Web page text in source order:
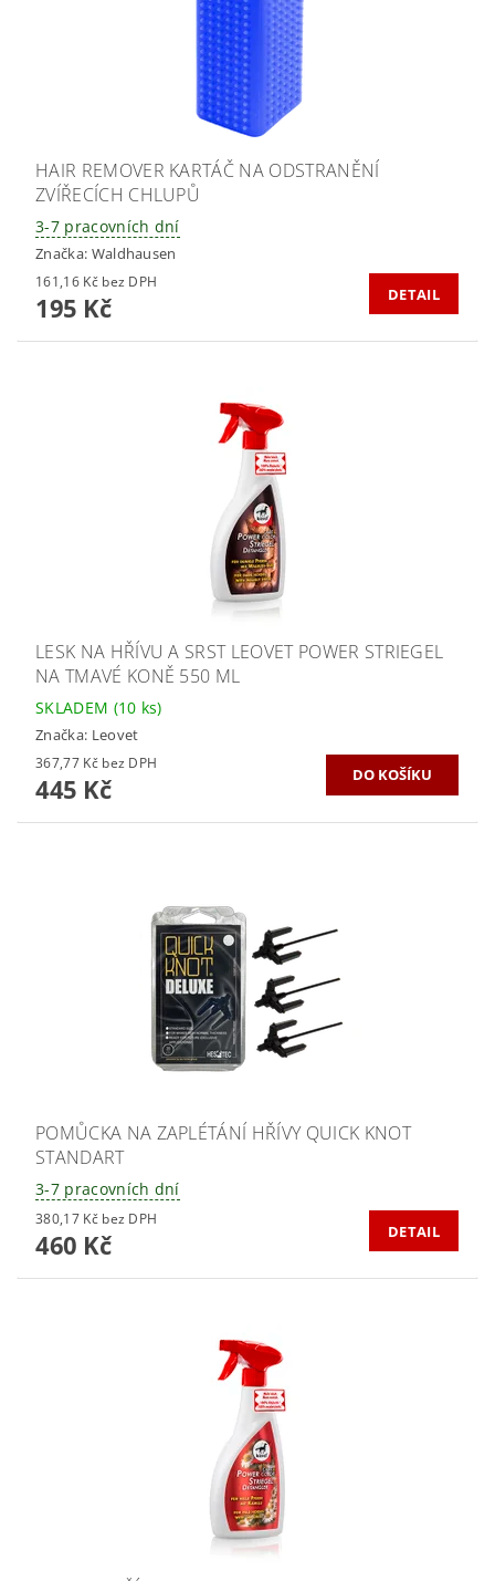
HAIR REMOVER KARTÁČ NA ODSTRANĚNÍ
ZVÍŘECÍCH CHLUPŮ
3-7 pracovních dní
Značka: Waldhausen
161,16 Kč bez DPH
195 Kč DETAIL
LESK NA HŘÍVU A SRST LEOVET POWER STRIEGEL
NA TMAVÉ KONĚ 550 ML
SKLADEM (10 ks)
Značka: Leovet
367,77 Kč bez DPH
445 Kč
POMŮCKA NA ZAPLÉTÁNÍ HŘÍVY QUICK KNOT
STANDART
3-7 pracovních dní
380,17 Kč bez DPH
460 Kč DETAIL